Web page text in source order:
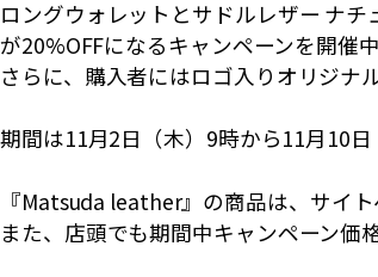
ロングウォレットとサドルレザー ナチ
が20%OFFになるキャンペーンを開催中
さらに、購入者にはロゴ入りオリジナ
期間は11月2日（木）9時から11月10日
『Matsuda leather』の商品は、サイ
また、店頭でも期間中キャンペーン価